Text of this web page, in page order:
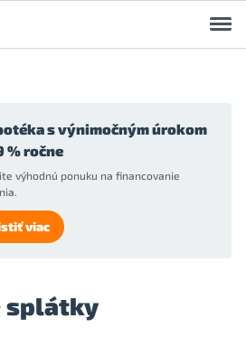
s výnimočným úrokom
% ročne
výhodnú ponuku na financovanie
viac
splátky